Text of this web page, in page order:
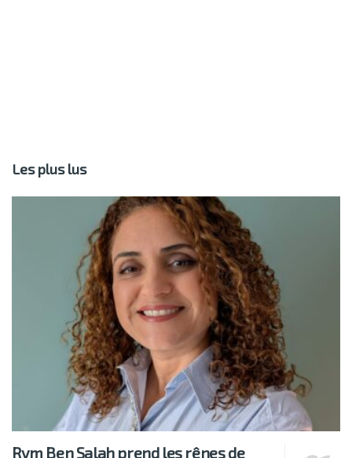
Les plus lus
Rym Ben Salah prend les rênes de